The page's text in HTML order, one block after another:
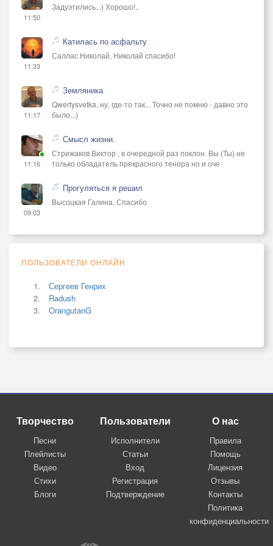
11:50
Задуэтились...) Хорошо!..
11:33
Катилась по асфальту
Саллас Николай, Николай спасибо!
11:17
Земляника
Qwertysvetka, ну, где-то так... Точно не помню - давно это
было...)
11:16
Смысл жизни.
Стрижаков Виктор , в очередной раз поклон. Вы (Ты) не
только обладатель прекрасного тенора но и оче
09:03
Прогуляться я решил
Высоцкая Галина, Спасибо
ПОЛЬЗОВАТЕЛИ ОНЛАЙН
Сергеев Генрих
Radush
OrangutanG
Творчество
Песни
Плейлисты
Видео
Стихи
Блоги
Пользователи
Исполнители
Статьи
Вход
Регистрация
Подтверждение
О нас
Правила
Помощь
Лицензия
Отзывы
Контакты
Политика
конфиденциальности